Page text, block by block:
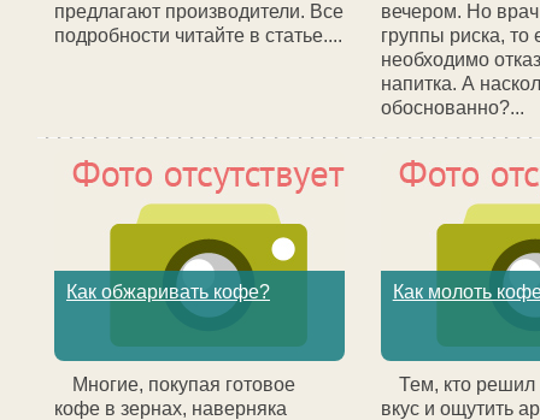
предлагают производители. Все
подробности читайте в статье....
вечером. Но
группы риска, то
необходимо
напитка. А
обоснованно?...
Как обжаривать кофе?
Многие, покупая готовое
кофе в зернах, наверняка
Как молоть
Тем, кто решил
вкус и ощутить